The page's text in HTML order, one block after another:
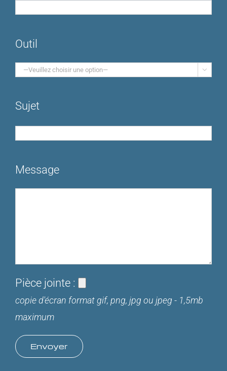
Outil

Sujet
Message
Pièce jointe :
copie d'écran format gif, png, jpg ou jpeg - 1,5mb
maximum